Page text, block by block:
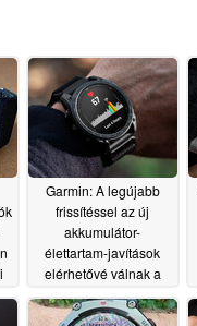
Garmin: A legújabb
frissítéssel az új
akkumulátor-
élettartam-javítások
elérhetővé válnak a
okosórák számára